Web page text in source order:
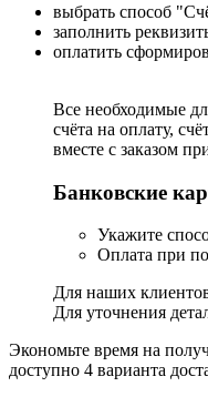
выбрать способ
заполнить
оплатить
Все необходимые
счёта на оплату,
вместе с заказом
Банковские
Укажите
Оплата при
Для наших
Для уточнения
Экономьте время на
доступно 4 варианта